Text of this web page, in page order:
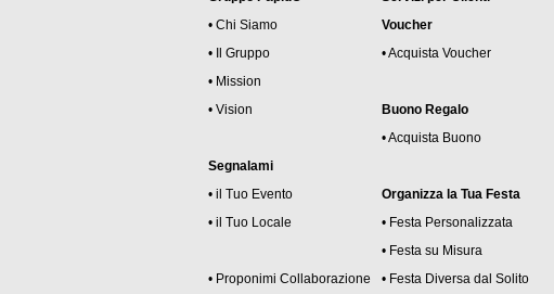
• Chi Siamo
• Il Gruppo
• Mission
• Vision
Segnalami
• il Tuo Evento
• il Tuo Locale
• Proponimi Collaborazione
Voucher
• Acquista Voucher
Buono Regalo
• Acquista Buono
Organizza la Tua Festa
• Festa Personalizzata
• Festa su Misura
• Festa Diversa dal Solito